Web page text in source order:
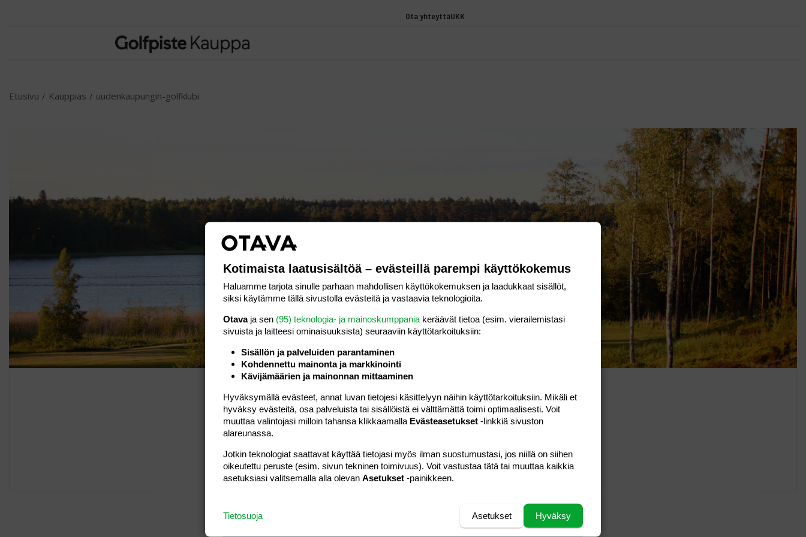
Ota yhteyttäUKK
Etusivu / Kauppias / uudenkaupungin-golfklubi
Uudenkaupungin Golfklubi
Golfintie 2, Uusikaupunki, Varsinais-Suomi,Suomi +358028413060
Tällä kauppiaalla ei ole tällä hetkellä tuotteita myynnissä verkkokaupassamme.
Kotimaista laatusisältöä – evästeillä parempi käyttökokemus
Haluamme tarjota sinulle parhaan mahdollisen käyttökokemuksen ja laadukkaat sisällöt,
siksi käytämme tällä sivustolla evästeitä ja vastaavia teknologioita.
Otavaja sen (95) teknologia- ja mainoskumppania keräävät tietoa (esim. vierailemis­tasi
sivuista ja laitteesi ominaisuuk­sista) seuraaviin käyttötarkoituksiin:
Sisällön ja palveluiden parantaminen
Kohdennettu mainonta ja markkinointi
Kävijämäärien ja mainonnan mittaaminen
Hyväksymällä evästeet, annat luvan tietojesi käsittelyyn näihin käyttötarkoituksiin. Mikäli et
hyväksy evästeitä, osa palveluista tai sisällöistä ei välttämättä toimi optimaalisesti. Voit
muuttaa valintojasi milloin tahansa klikkaamalla Evästeasetukset -linkkiä sivuston
alareunassa.
Jotkin teknologiat saattavat käyttää tietojasi myös ilman suostumustasi, jos niillä on siihen
oikeutettu peruste (esim. sivun tekninen toimivuus). Voit vastustaa tätä tai muuttaa kaikkia
asetuksiasi valitsemalla alla olevan Asetukset -painikkeen.
Hyväksy
Asetukset
Tietosuoja